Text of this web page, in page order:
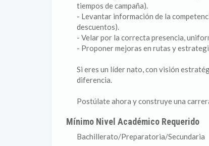
tiempos de campaña).
- Levantar información de la
descuentos).
- Velar por la correcta presencia,
- Proponer mejoras en rutas y
Si eres un líder nato, con visión
diferencia.
Postúlate ahora y construye una
Mínimo Nivel Académico Requerido
Bachillerato/Preparatoria/Secundaria